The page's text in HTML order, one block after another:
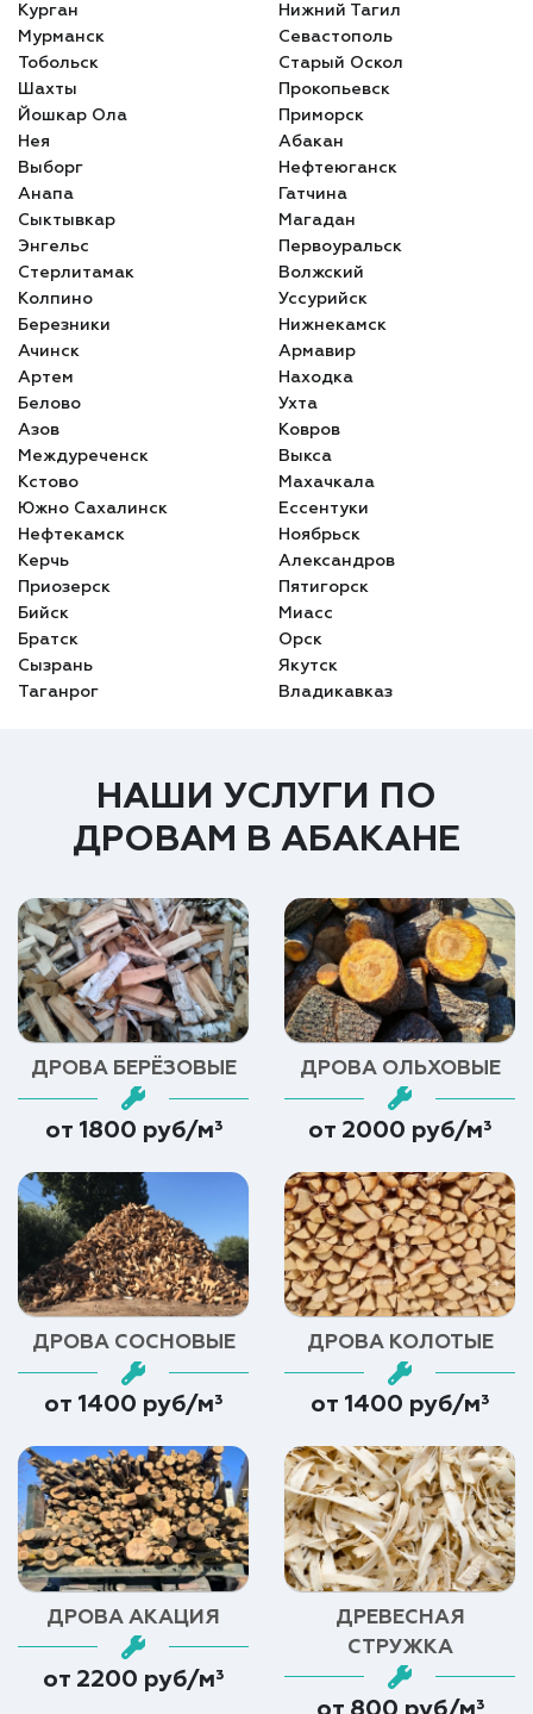
Курган
Нижний Тагил
Мурманск
Севастополь
Тобольск
Старый Оскол
Шахты
Прокопьевск
Йошкар Ола
Приморск
Нея
Абакан
Выборг
Нефтеюганск
Анапа
Гатчина
Сыктывкар
Магадан
Энгельс
Первоуральск
Стерлитамак
Волжский
Колпино
Уссурийск
Березники
Нижнекамск
Ачинск
Армавир
Артем
Находка
Белово
Ухта
Азов
Ковров
Междуреченск
Выкса
Кстово
Махачкала
Южно Сахалинск
Ессентуки
Нефтекамск
Ноябрьск
Керчь
Александров
Приозерск
Пятигорск
Бийск
Миасс
Братск
Орск
Сызрань
Якутск
Таганрог
Владикавказ
НАШИ УСЛУГИ ПО
ДРОВАМ В АБАКАНЕ
ДРОВА БЕРЁЗОВЫЕ
от 1800 руб/м³
ДРОВА ОЛЬХОВЫЕ
от 2000 руб/м³
ДРОВА СОСНОВЫЕ
от 1400 руб/м³
ДРОВА КОЛОТЫЕ
от 1400 руб/м³
ДРОВА АКАЦИЯ
от 2200 руб/м³
ДРЕВЕСНАЯ
СТРУЖКА
от 800 руб/м³